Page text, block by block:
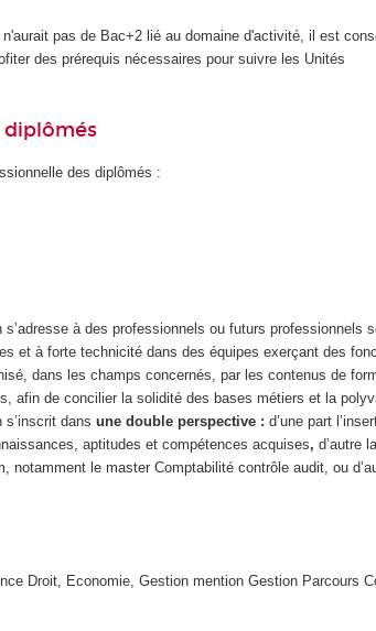
pas de Bac+2 lié au domaine d'activité, il est
des prérequis nécessaires pour suivre les Unités
des diplômés :
à des professionnels ou futurs professionnels
et à forte technicité dans des équipes exerçant des
dans les champs concernés, par les contenus de
afin de concilier la solidité des bases métiers et la
s’inscrit dansune double perspective :d’une part
aptitudes et compétences acquises,d’autre
notamment le master Comptabilité contrôle audit, ou
Droit, Economie, Gestion mention Gestion Parcours